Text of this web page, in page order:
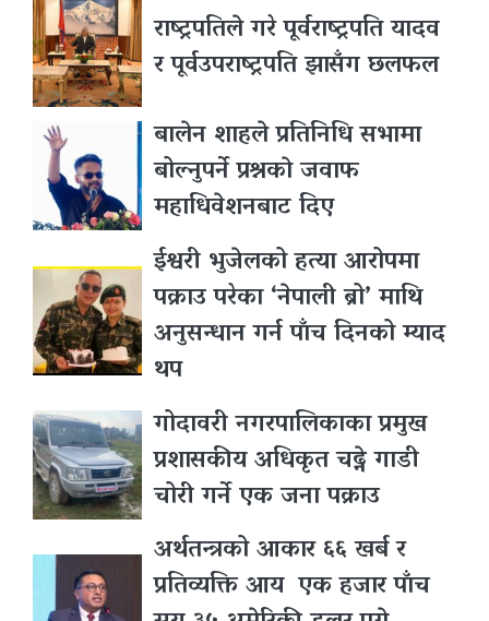
राष्ट्रपतिले गरे पूर्वराष्ट्रपति यादव
र पूर्वउपराष्ट्रपति झासँग छलफल
बालेन शाहले प्रतिनिधि सभामा
बोल्नुपर्ने प्रश्नकाे जवाफ
महाधिवेशनबाट दिए
ईश्वरी भुजेलको हत्या आरोपमा
पक्राउ परेका ‘नेपाली ब्रो’ माथि
अनुसन्धान गर्न पाँच दिनको म्याद
थप
गोदावरी नगरपालिकाका प्रमुख
प्रशासकीय अधिकृत चढ्ने गाडी
चोरी गर्ने एक जना पक्राउ
अर्थतन्त्रको आकार ६६ खर्ब र
प्रतिव्यक्ति आय एक हजार पाँच